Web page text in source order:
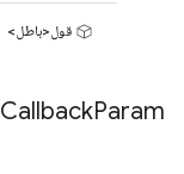
قول<باطل>
CallbackParam